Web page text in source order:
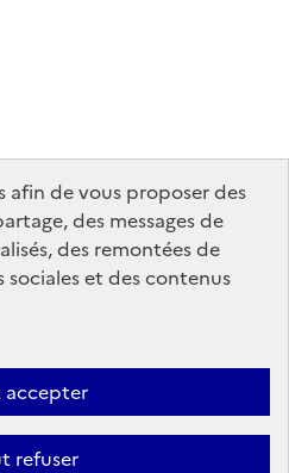
afin de vous proposer des
des messages de
des remontées de
et des contenus
accepter
refuser
Politique générale de
légales
Crédits